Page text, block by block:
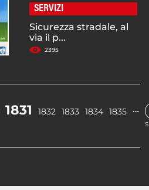
SERVIZI
Sicurezza stradale, al
via il p...
2395
1831 1832 1833 1834 1835 …